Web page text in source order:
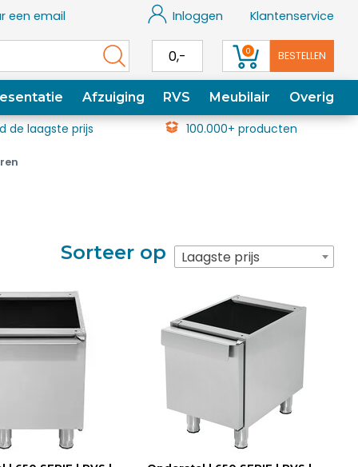
een email Inloggen Klantenservice
0,- 0 BESTELLEN
Afzuiging RVS Meubilair Overig
de laagste prijs 100.000+ producten
Sorteer op Laagste prijs